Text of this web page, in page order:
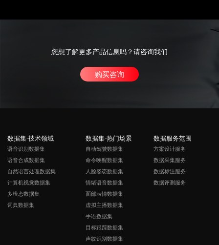
您想了解更多产品信息吗？请咨询我们
购买咨询
数据集-技术领域
语音识别数据集
语音合成数据集
自然语言处理数据集
计算机视觉数据集
多模态数据集
词典数据集
数据集-热门场景
自动驾驶数据集
命令唤醒数据集
人脸姿态数据集
情绪语音数据集
面部表情数据集
虚拟主播数据集
手语数据集
目标跟踪数据集
声纹识别数据集
数据服务范围
方案设计服务
数据采集服务
数据标注服务
数据评测服务